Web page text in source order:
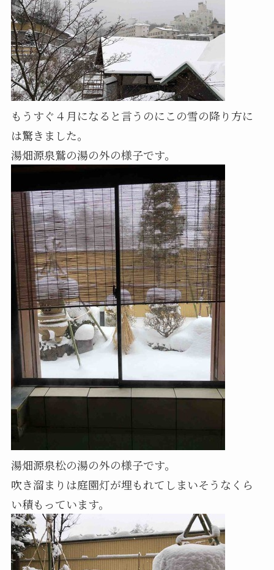
もうすぐ４月になると言うのにこの雪の降り方に
は驚きました。
湯畑源泉鷲の湯の外の様子です。
湯畑源泉松の湯の外の様子です。
吹き溜まりは庭園灯が埋もれてしまいそうなくら
い積もっています。